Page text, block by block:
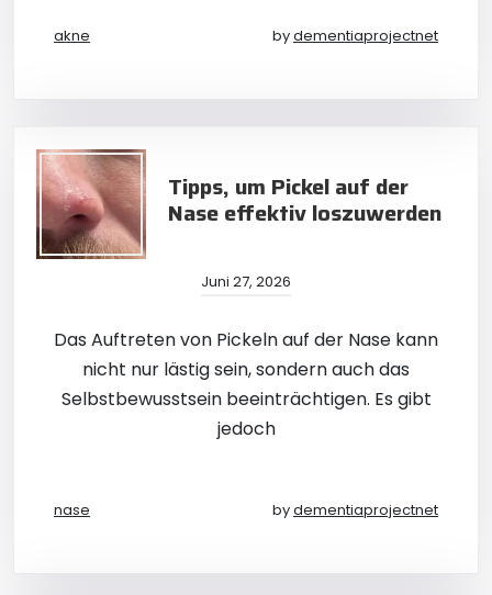
akne bydementiaprojectnet
Tipps, um Pickel auf der
Nase effektiv loszuwerden
Juni 27, 2026
Das Auftreten von Pickeln auf der Nase kann
nicht nur lästig sein, sondern auch das
Selbstbewusstsein beeinträchtigen. Es gibt
jedoch
nase bydementiaprojectnet